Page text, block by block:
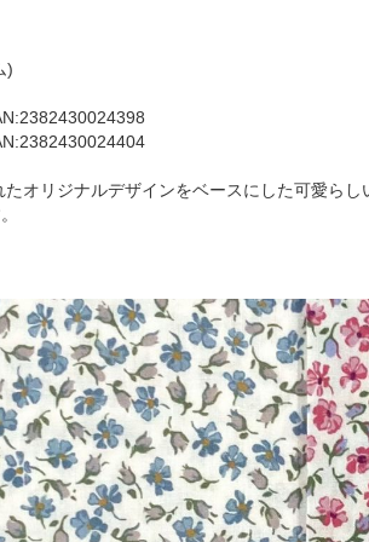
)
オリジナルデザインをベースにした可愛ら